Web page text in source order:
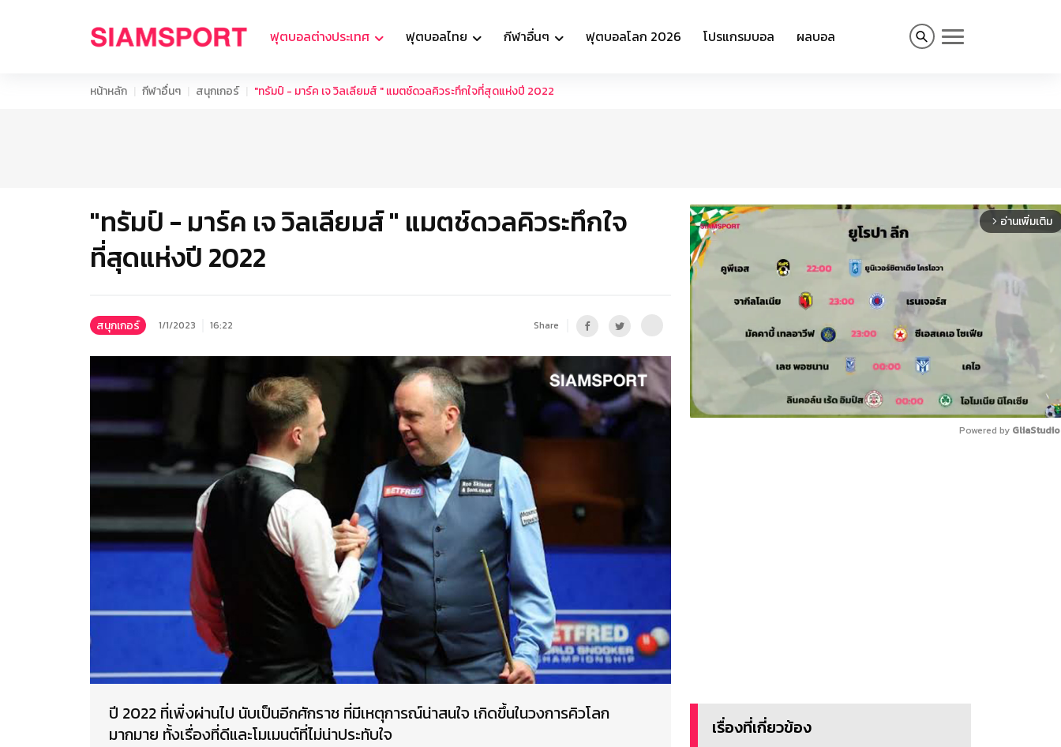
ฟุตบอลต่างประเทศ ฟุตบอลไทย กีฬาอื่นๆ ฟุตบอลโลก 2026 โปรแกรมบอล ผลบอล
หน้าหลัก กีฬาอื่นๆ สนุกเกอร์ "ทรัมป์ - มาร์ค เจ วิลเลียมส์ " แมตช์ดวลคิวระทึกใจที่สุดแห่งปี 2022
"ทรัมป์ - มาร์ค เจ วิลเลียมส์ " แมตช์ดวลคิวระทึกใจ
ที่สุดแห่งปี 2022
สนุกเกอร์ 1/1/2023 16:22 Share
ปี 2022 ที่เพิ่งผ่านไป นับเป็นอีกศักราช ที่มีเหตุการณ์น่าสนใจ เกิดขึ้นในวงการคิวโลก
มากมาย ทั้งเรื่องที่ดีและโมเมนต์ที่ไม่น่าประทับใจ
arrow_forward_ios อ่านเพิ่มเติม
Powered by
เรื่องที่เกี่ยวข้อง